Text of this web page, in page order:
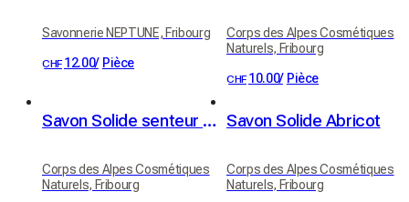
Savonnerie NEPTUNE, Fribourg
CHF 12.00/ Pièce
Corps des Alpes Cosmétiques
Naturels, Fribourg
CHF 10.00/ Pièce
Savon Solide senteur Chocolat
Corps des Alpes Cosmétiques
Naturels, Fribourg
Savon Solide Abricot
Corps des Alpes Cosmétiques
Naturels, Fribourg